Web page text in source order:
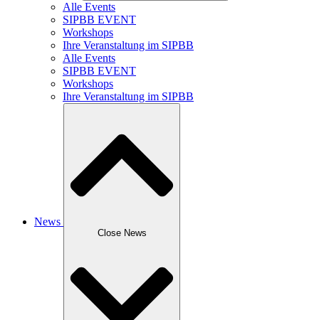
Alle Events
SIPBB EVENT
Workshops
Ihre Veranstaltung im SIPBB
Alle Events
SIPBB EVENT
Workshops
Ihre Veranstaltung im SIPBB
News
Close News